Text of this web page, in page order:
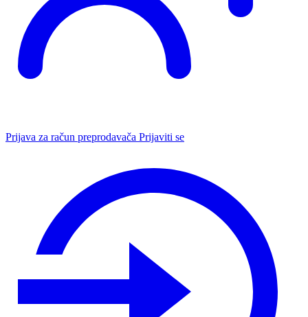
Prijava za račun preprodavača Prijaviti se